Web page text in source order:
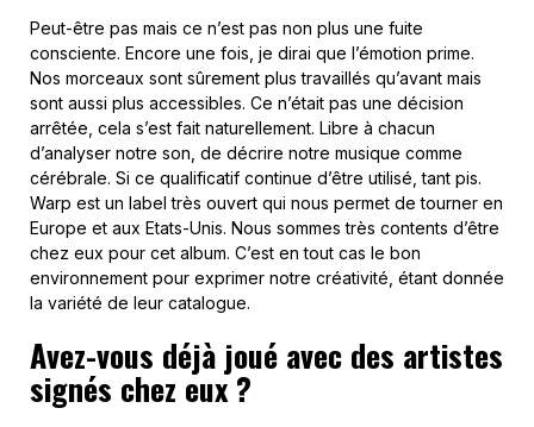
Peut-être pas mais ce n’est pas non plus une fuite
consciente. Encore une fois, je dirai que l’émotion prime.
Nos morceaux sont sûrement plus travaillés qu’avant mais
sont aussi plus accessibles. Ce n’était pas une décision
arrêtée, cela s’est fait naturellement. Libre à chacun
d’analyser notre son, de décrire notre musique comme
cérébrale. Si ce qualificatif continue d’être utilisé, tant pis.
Warp est un label très ouvert qui nous permet de tourner en
Europe et aux Etats-Unis. Nous sommes très contents d’être
chez eux pour cet album. C’est en tout cas le bon
environnement pour exprimer notre créativité, étant donnée
la variété de leur catalogue.
Avez-vous déjà joué avec des artistes
signés chez eux ?